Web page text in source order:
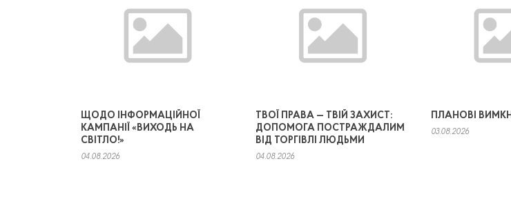
ЩОДО ІНФОРМАЦІЙНОЇ
КАМПАНІЇ «ВИХОДЬ НА
СВІТЛО!»
04.08.2026
ТВОЇ ПРАВА — ТВІЙ ЗАХИСТ:
ДОПОМОГА ПОСТРАЖДАЛИМ
ВІД ТОРГІВЛІ ЛЮДЬМИ
04.08.2026
ПЛАНОВІ
03.08.2026